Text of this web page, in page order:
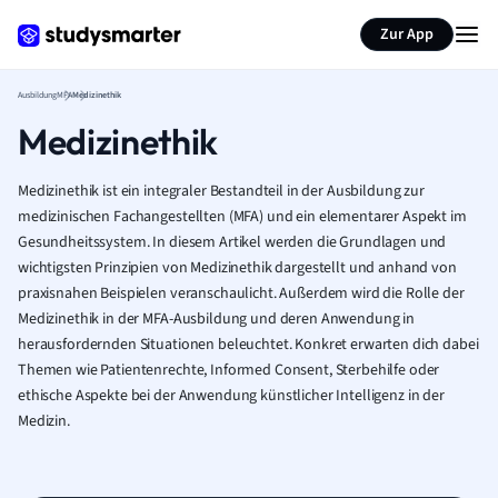
Zur App
AusbildungMFAMedizinethik
Medizinethik
Medizinethik ist ein integraler Bestandteil in der Ausbildung zur
medizinischen Fachangestellten (MFA) und ein elementarer Aspekt im
Gesundheitssystem. In diesem Artikel werden die Grundlagen und
wichtigsten Prinzipien von Medizinethik dargestellt und anhand von
praxisnahen Beispielen veranschaulicht. Außerdem wird die Rolle der
Medizinethik in der MFA-Ausbildung und deren Anwendung in
herausfordernden Situationen beleuchtet. Konkret erwarten dich dabei
Themen wie Patientenrechte, Informed Consent, Sterbehilfe oder
ethische Aspekte bei der Anwendung künstlicher Intelligenz in der
Medizin.